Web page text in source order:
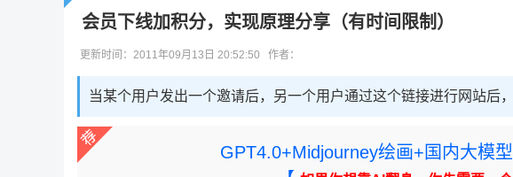
会员下线加积分，实现原理分享（有时间限制）
更新时间：2011年09月13日 20:52:50 作者：
当某个用户发出一个邀请后，另一个用户通过这个链接进行网站后
GPT4.0+Midjourney绘画+国内大模